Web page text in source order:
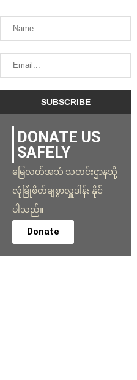
DONATE US
SAFELY
မြေလတ်အသံ သတင်းဌာနသို့
လုံခြုံစိတ်ချစွာလှူဒါန်း နိုင်
ပါသည်။
Donate